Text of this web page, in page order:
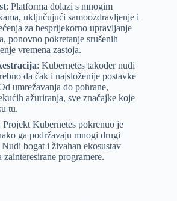
: Platforma dolazi s mnogim
uključujući samoozdravljenje i
za besprijekorno upravljanje
ponovno pokretanje srušenih
vremena zastoja.
: Kubernetes također nudi
da čak i najsloženije postavke
umrežavanja do pohrane,
ažuriranja, sve značajke koje
tu.
Projekt Kubernetes pokrenuo je
ga podržavaju mnogi drugi
bogat i živahan ekosustav
programere.